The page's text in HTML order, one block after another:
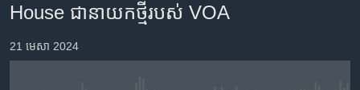
ម្តង
និង​
ព្រឹត្តិការណ៍ព័ត៌មាន
ទូរទស្សន៍ / វីដេអូ​
House ជា​នាយក​ថ្មី​របស់​ VOA
21 មេសា 2024